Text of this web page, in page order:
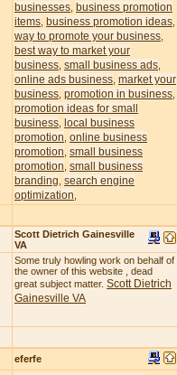
businesses business promotion
items business promotion ideas
way to promote your business
best way to market your
business small business ads
online ads business market your
business promotion in business
promotion ideas for small
business
local business
promotion online business
promotion small business
promotion small business
branding search engine
optimization
Scott Dietrich Gainesville
VA
Some truly howling work on behalf of
the owner of this website , dead
great subject matter. Scott Dietrich
Gainesville VA
eferfe